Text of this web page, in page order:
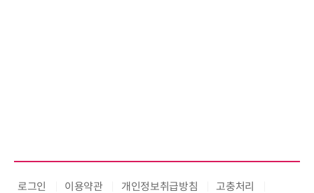
로그인 이용약관 개인정보취급방침 고충처리